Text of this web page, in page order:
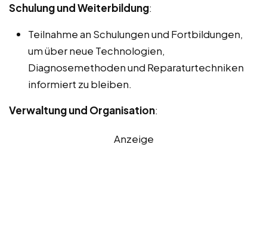
Schulung und Weiterbildung:
Teilnahme an Schulungen und Fortbildungen,
um über neue Technologien,
Diagnosemethoden und Reparaturtechniken
informiert zu bleiben.
Verwaltung und Organisation:
Anzeige